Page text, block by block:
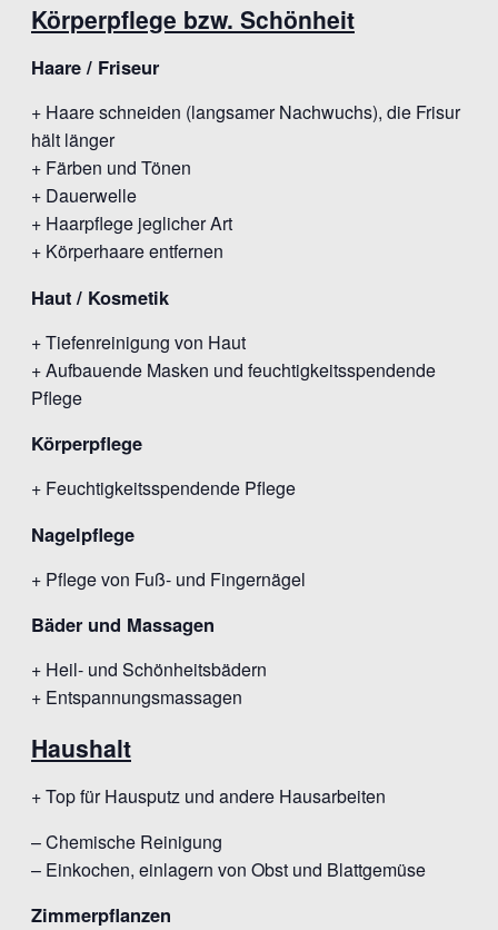
Körperpflege bzw. Schönheit
Haare / Friseur
+ Haare schneiden (langsamer Nachwuchs), die Frisur
hält länger
+ Färben und Tönen
+ Dauerwelle
+ Haarpflege jeglicher Art
+ Körperhaare entfernen
Haut / Kosmetik
+ Tiefenreinigung von Haut
+ Aufbauende Masken und feuchtigkeitsspendende
Pflege
Körperpflege
+ Feuchtigkeitsspendende Pflege
Nagelpflege
+ Pflege von Fuß- und Fingernägel
Bäder und Massagen
+ Heil- und Schönheitsbädern
+ Entspannungsmassagen
Haushalt
+ Top für Hausputz und andere Hausarbeiten
– Chemische Reinigung
– Einkochen, einlagern von Obst und Blattgemüse
Zimmerpflanzen